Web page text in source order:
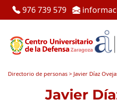
976 739 579
Directorio de personas > Javier Díaz
Javier